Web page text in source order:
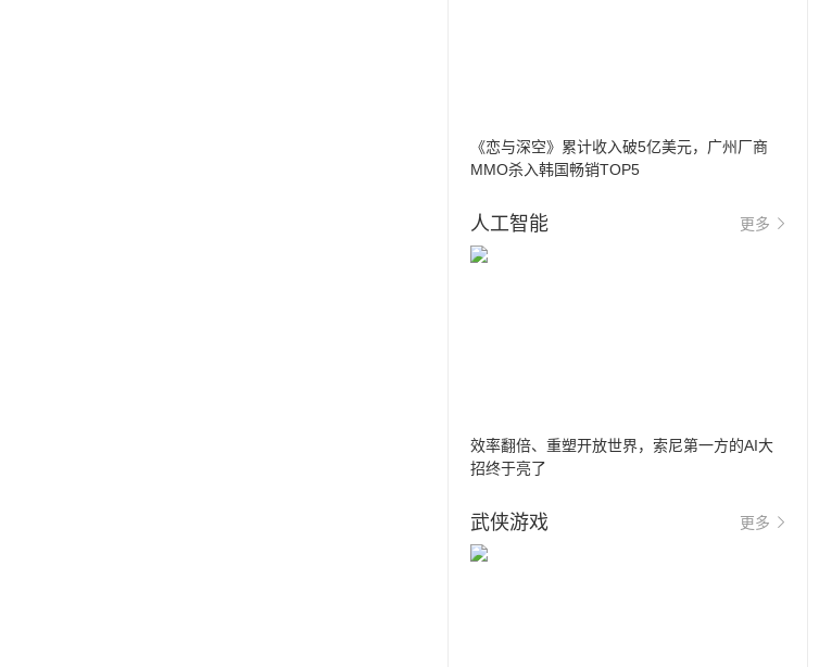
《恋与深空》累计收入破5亿美元，广州厂商
MMO杀入韩国畅销TOP5
人工智能 更多
效率翻倍、重塑开放世界，索尼第一方的AI大
招终于亮了
武侠游戏 更多